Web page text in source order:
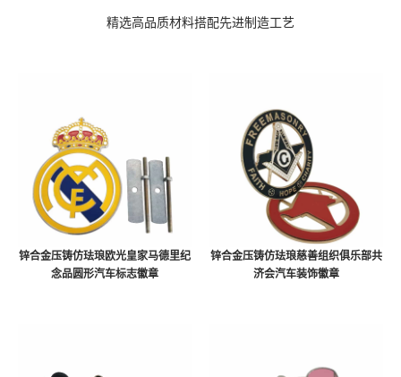
精选高品质材料搭配先进制造工艺
锌合金压铸仿珐琅欧光皇家马德里纪
念品圆形汽车标志徽章
锌合金压铸仿珐琅慈善组织俱乐部共
济会汽车装饰徽章